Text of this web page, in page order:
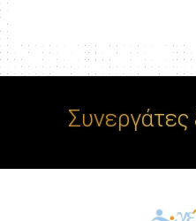
Συνεργάτες